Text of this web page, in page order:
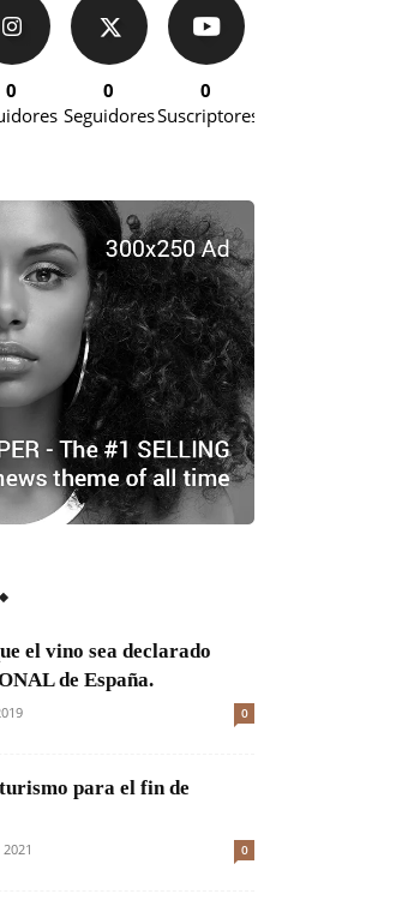
0
0
Seguidores
0
Suscriptores
el vino sea declarado
de España.
0
para el fin de
0